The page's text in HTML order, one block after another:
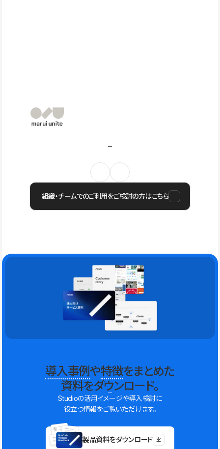
組織・チームでのご利用をご検討の方はこちら
導入事例や特徴をまとめた
資料をダウンロード。
Studioの活用イメージや導入検討に
役立つ情報をご覧いただけます。
製品資料をダウンロード